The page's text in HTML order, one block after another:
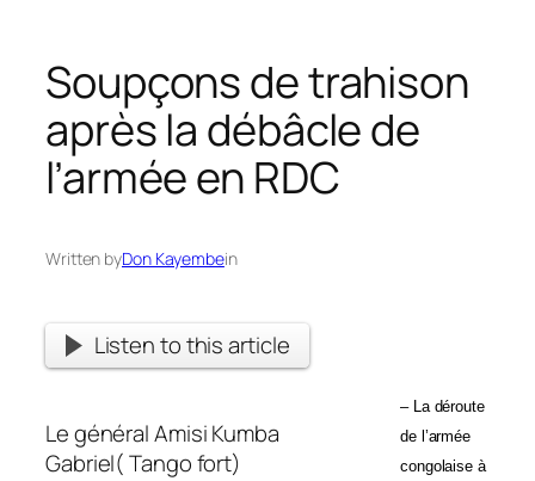
Soupçons de trahison
après la débâcle de
l’armée en RDC
Written byDon Kayembein
Listen to this article
Le général Amisi Kumba
Gabriel( Tango fort)
– La déroute
de l’armée
congolaise à